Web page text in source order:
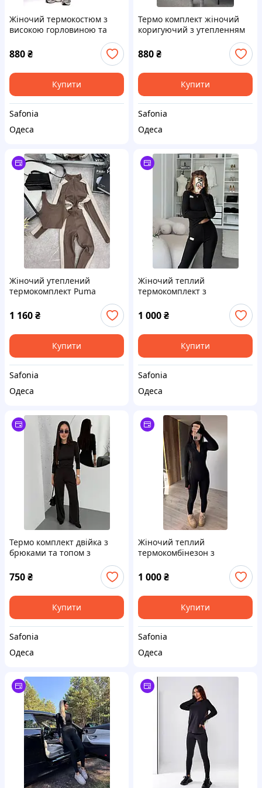
Жіночий термокостюм з
високою горловиною та
880₴
Купити
Safonia
Одеса
Термо комплект жіночий
коригуючий з утепленням
лонгслів і легінси SF 0210
880₴
Купити
Safonia
Одеса
Жіночий утеплений
термокомплект Puma
(комбінезон + топ) SF 0210
1 160₴
Купити
Safonia
Одеса
Жіночий теплий
термокомплект з
кашемірового трикотажу SF
0210
1 000₴
Купити
Safonia
Одеса
Термо комплект двійка з
брюками та топом з
750₴
Купити
Safonia
Одеса
Жіночий теплий
термокомбінезон з
блискавкою обтислий SF
0210
1 000₴
Купити
Safonia
Одеса